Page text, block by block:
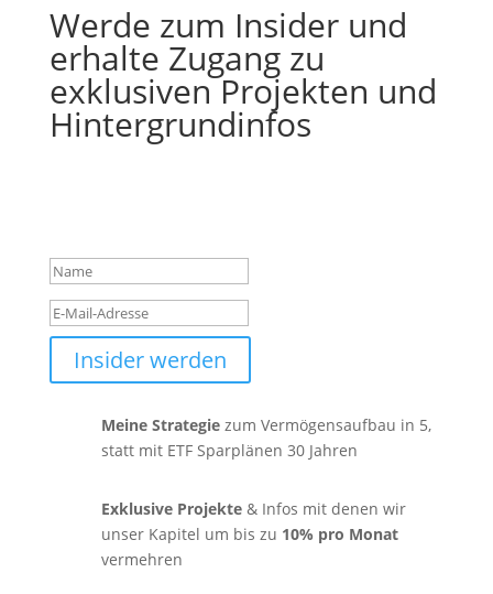
Werde zum Insider und
erhalte Zugang zu
exklusiven Projekten und
Hintergrundinfos
Insider werden
Meine Strategiezum Vermögensaufbau in 5,
statt mit ETF Sparplänen 30 Jahren
Exklusive Projekte& Infos mit denen wir
unser Kapitel um bis zu 10% pro Monat
vermehren